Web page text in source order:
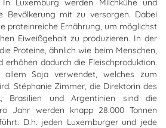
Luxemburg werden Milchkühe und
Bevölkerung mit zu versorgen. Dabei
proteinreiche Ernährung, um möglichst
Eiweißgehalt zu produzieren. In der
Proteine, ähnlich wie beim Menschen,
erhöhen dadurch die Fleischproduktion.
Soja verwendet, welches zum
Stéphanie Zimmer, die Direktorin des
Brasilien und Argentinien sind die
Jahr werden knapp 28.000 Tonnen
D.h. jeden Luxemburger und jede